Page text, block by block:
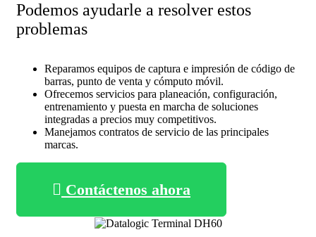
Podemos ayudarle a resolver estos
problemas
Reparamos equipos de captura e impresión de código de
barras, punto de venta y cómputo móvil.
Ofrecemos servicios para planeación, configuración,
entrenamiento y puesta en marcha de soluciones
integradas a precios muy competitivos.
Manejamos contratos de servicio de las principales
marcas.
Contáctenos ahora